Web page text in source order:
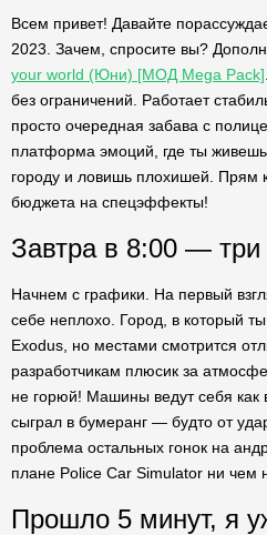
Всем привет! Давайте
2023. Зачем, спросите вы?
your world (Юни) [МОД Mega Pack]
без ограничений. Работает
просто очередная забава с
платформа эмоций, где ты
городу и ловишь плохишей. Прям
бюджета на спецэффекты!
Завтра в 8:00 —
Начнем с графики. На первый
себе неплохо. Город, в который
Exodus, но местами смотрится
разработчикам плюсик за
не горюй! Машины ведут себя как
сыграл в бумеранг — будто от
проблема остальных гонок на
плане Police Car Simulator ни чем
Прошло 5 минут, я